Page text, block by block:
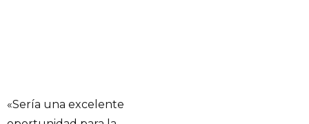
«Sería una excelente